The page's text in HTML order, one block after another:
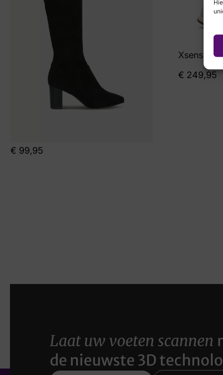
€ 99,95
Xsensible
€ 249,95
Laat uw voeten scannen
de nieuwste 3D